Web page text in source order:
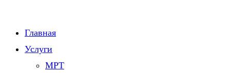
Главная
Услуги
МРТ